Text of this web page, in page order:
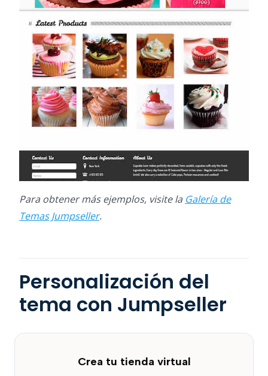
Para obtener más ejemplos, visite la Galería de
Temas Jumpseller.
Personalización del
tema con Jumpseller
Crea tu tienda virtual